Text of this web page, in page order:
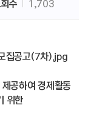
수 1,703
공하여 경제활동
위한